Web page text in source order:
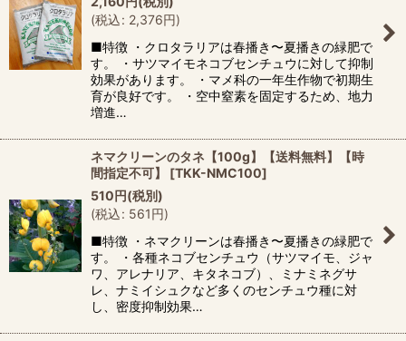
(税込: 2,376円)
■特徴 ・クロタラリアは春播き〜夏播きの緑肥で
す。 ・サツマイモネコブセンチュウに対して抑制
効果があります。 ・マメ科の一年生作物で初期生
育が良好です。 ・空中窒素を固定するため、地力
増進…
ネマクリーンのタネ【100g】【送料無料】【時
間指定不可】
[TKK-NMC100]
510円(税別)
(税込: 561円)
■特徴 ・ネマクリーンは春播き〜夏播きの緑肥で
す。 ・各種ネコブセンチュウ（サツマイモ、ジャ
ワ、アレナリア、キタネコブ）、ミナミネグサ
レ、ナミイシュクなど多くのセンチュウ種に対
し、密度抑制効果…